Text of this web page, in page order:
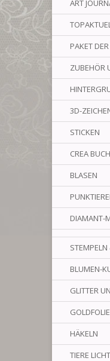
ART
PAKET
ZUBEHÖR
3D-
STICKEN
CREA BUCH
BLASEN
DIAMANT-
STEMPELN
BLUMEN-
GLITTER
GOLDFOLIE
HÄKELN
TIERE